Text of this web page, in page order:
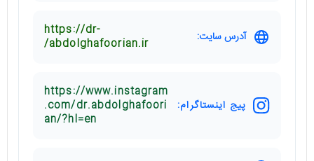
آدرس سایت:
https://dr-
abdolghafoorian.ir/
پیج اینستاگرام:
https://www.instagram
.com/dr.abdolghafoori
an/?hl=en